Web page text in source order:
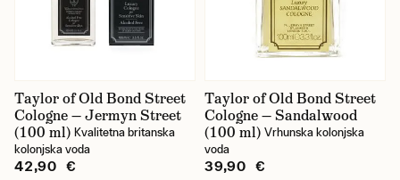
Taylor of Old Bond Street
Cologne — Jermyn Street
(100 ml) Kvalitetna britanska
kolonjska voda
42,90 €
Taylor of Old Bond Street
Cologne — Sandalwood
(100 ml) Vrhunska kolonjska
voda
39,90 €